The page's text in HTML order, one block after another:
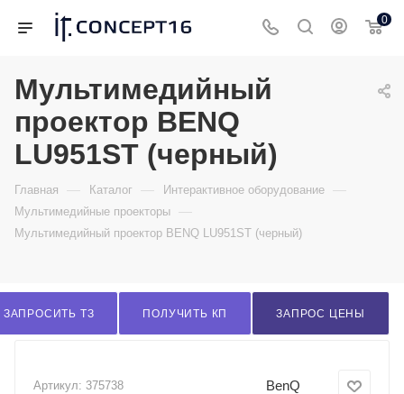
0
Мультимедийный
проектор BENQ
LU951ST (черный)
Главная — Каталог — Интерактивное оборудование —
Мультимедийные проекторы —
Мультимедийный проектор BENQ LU951ST (черный)
ЗАПРОСИТЬ ТЗ ПОЛУЧИТЬ КП ЗАПРОС ЦЕНЫ
Артикул: 375738 BenQ